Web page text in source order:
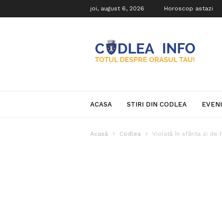
joi, august 6, 2026 Horoscop astazi
Info
ACASA STIRI DIN CODLEA
Acasă Codlea Violată în sfânta zi de